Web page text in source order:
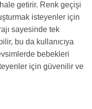
getirir. Renk geçişi
isteyenler için
sayesinde tek
bu da kullanıcıya
bebekleri
için güvenilir ve